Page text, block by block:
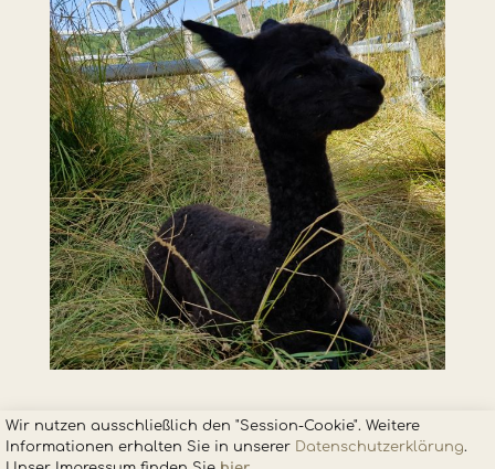
Wir nutzen ausschließlich den "Session-Cookie". Weitere
Informationen erhalten Sie in unserer Datenschutzerklärung.